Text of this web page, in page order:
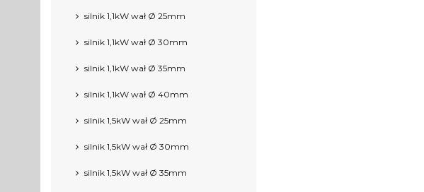
silnik 1,1kW wał Ø 25mm
silnik 1,1kW wał Ø 30mm
silnik 1,1kW wał Ø 35mm
silnik 1,1kW wał Ø 40mm
silnik 1,5kW wał Ø 25mm
silnik 1,5kW wał Ø 30mm
silnik 1,5kW wał Ø 35mm